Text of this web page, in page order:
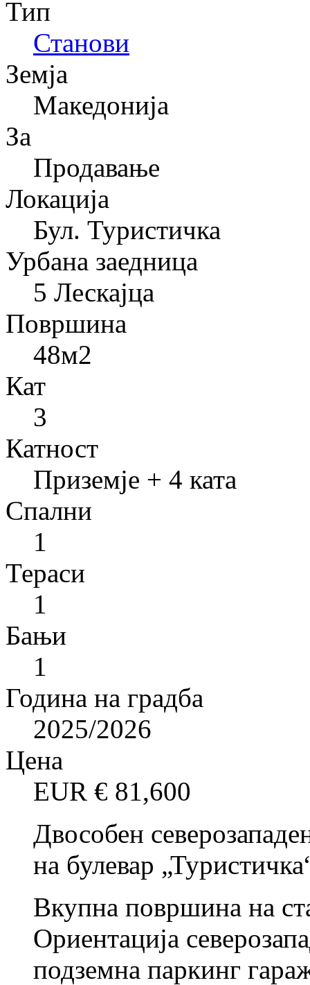
Тип
Станови
Земја
Македонија
За
Продавање
Локација
Бул. Туристичка
Урбана заедница
5 Лескајца
Површина
48м2
Кат
3
Катност
Приземје + 4 ката
Спални
1
Тераси
1
Бањи
1
Година на градба
2025/2026
Цена
EUR € 81,600
Двособен
на булевар
Вкупна површина на
Ориентација
подземна паркинг